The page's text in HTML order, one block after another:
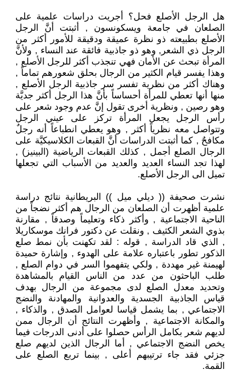
هل الرجل الأصلع فحل؟ أجريت دراسات علمية على
الصلعان في جامعة ويسكونسون , أثبتت أنَّ الرجل
الأصلع بطبيعته ذو نظرة عميقة ودقيقة للأمور أكثر من
الرجل ذي الشعر, وهو ذو جاذبية فائقة عند النساء , ولأنَّ
المرأة تبحث عن الأمان فهي تنجذب أكثر للرجل الأصلع ,
وهذا يفسر قيام الكثير من الرجال بحلق شعورهم تماماً ,
وهناك أكثر من نظرية تفسر سر جاذبية الرجل الأصلع ,
منها أنها تعطي للمرأة أحساساً بأنَّ هذا الرجل أكثر جديَّة
وهو رصين , ونظرية أخرى تقول إنَّ عدم وجود شعر على
رأس الرجل يجعل المرأة تركز على عيني الرجل
وتتواصل معه نظرياً أكثر , وهو يعطي انطباعاً أنه رجلٌ
مكافحٌ , كما أثبتت الدراسات أنَّ القبعات الكلاسيكيَّة على
الرجال الصلع أجمل , كذلك القبعات الرياضية (البينيز) ,
لهذا تجد النساء العديد والعديد من الأسباب التي تجعلها
تميل الى الرجل الأصلع.
نشرت صحيفة (( ديلي ميل )) البريطانية نتائج دراسة
علمية أظهرت أن الصلعان من الرجال هم أكثر نضجاً من
الناحية الاجتماعية , وأكثر ذكاء وتعليماً وصدقاً , مقارنة
بذوي الشعر الكثيف , ونقلت عن دكتور فرانك موسكاريلا
, الذي قاد الدراسة , قوله : لقد تكهنت بأن نمط صلع
الذكور تطور باعتباره علامة على الهدوء , وإشارة حميدة
لهيمنة غير مهددة , ولكي يتفهموا السر في دوام الصلع ,
طلب الباحثون من عدد من الناس القيام بالمشاهدة
وتحديد معدل الصلع لدى مجموعة من الرجال بهدف
قياس الجاذبية الجسدية والعدوانية والمهادنة والنضج
الاجتماعي , بما يشمل قياسا لعوامل الصدق , والذكاء ,
والمكانة الاجتماعية , وأظهرت النتائج أن الرجال ممن
لديهم شعر بكامل الرأس حصلوا على أدنى الدرجات فيما
يخص النضج الاجتماعي , أما الرجال الذين لديهم صلع
جزئي فقد جاء ترتيبهم أعلى , بينما تربع الصلع على
القمة.